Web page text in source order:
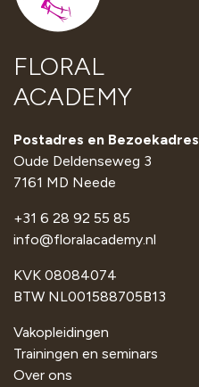
FLORAL
ACADEMY
Postadres en Bezoekadres
Oude Deldenseweg 3
7161 MD Neede
+31 6 28 92 55 85
info@floralacademy.nl
KVK 08084074
BTW NL001588705B13
Vakopleidingen
Trainingen en seminars
Over ons